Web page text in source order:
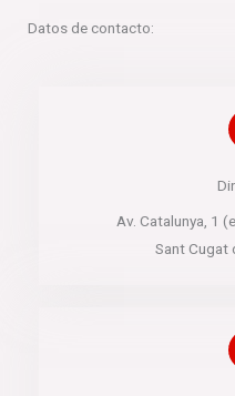
Datos de contacto:
Av. Catalunya, 1
Sant Cugat